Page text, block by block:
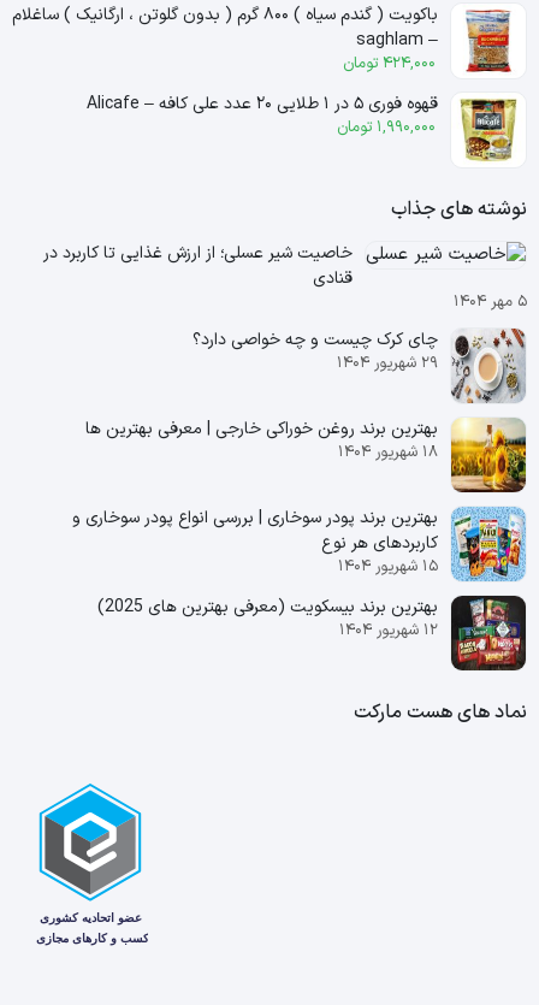
باکویت ( گندم سیاه ) ۸۰۰ گرم ( بدون گلوتن ، ارگانیک ) ساغلام
– saghlam
424,000 تومان
قهوه فوری ۵ در ۱ طلایی ۲۰ عدد علی کافه – Alicafe
1,990,000 تومان
نوشته های جذاب
خاصیت شیر عسلی؛ از ارزش غذایی تا کاربرد در
قنادی
۵ مهر ۱۴۰۴
چای کرک چیست و چه خواصی دارد؟
۲۹ شهریور ۱۴۰۴
بهترین برند روغن خوراکی خارجی | معرفی بهترین ها
۱۸ شهریور ۱۴۰۴
بهترین برند پودر سوخاری | بررسی انواع پودر سوخاری و
کاربردهای هر نوع
۱۵ شهریور ۱۴۰۴
بهترین برند بیسکویت (معرفی بهترین‌ های 2025)
۱۲ شهریور ۱۴۰۴
نماد های هست مارکت